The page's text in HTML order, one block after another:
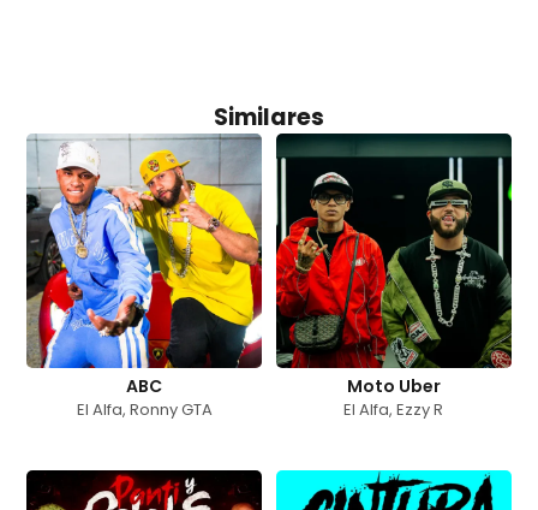
Similares
ABC
El Alfa, Ronny GTA
Moto Uber
El Alfa,Ezzy R